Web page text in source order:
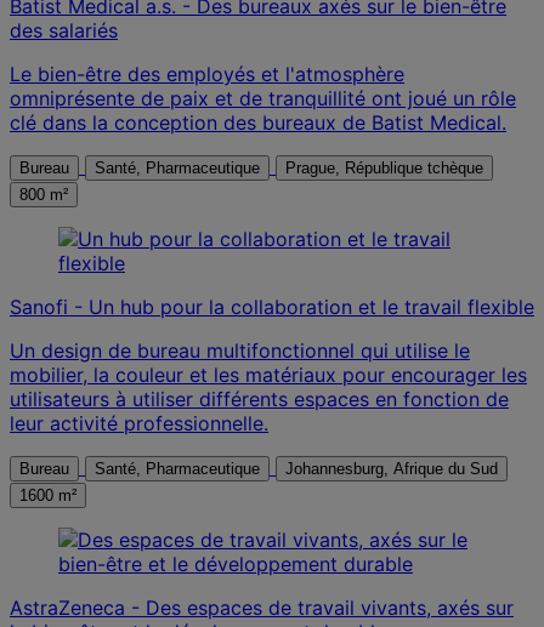
Batist Medical a.s. - Des bureaux axés sur le bien-être
des salariés
Le bien-être des employés et l'atmosphère
omniprésente de paix et de tranquillité ont joué un rôle
clé dans la conception des bureaux de Batist Medical.
Bureau Santé, Pharmaceutique
Prague, République tchèque
800 m²
Sanofi - Un hub pour la collaboration et le travail flexible
Un design de bureau multifonctionnel qui utilise le
mobilier, la couleur et les matériaux pour encourager les
utilisateurs à utiliser différents espaces en fonction de
leur activité professionnelle.
Bureau Santé, Pharmaceutique
Johannesburg, Afrique du Sud
1600 m²
AstraZeneca - Des espaces de travail vivants, axés sur